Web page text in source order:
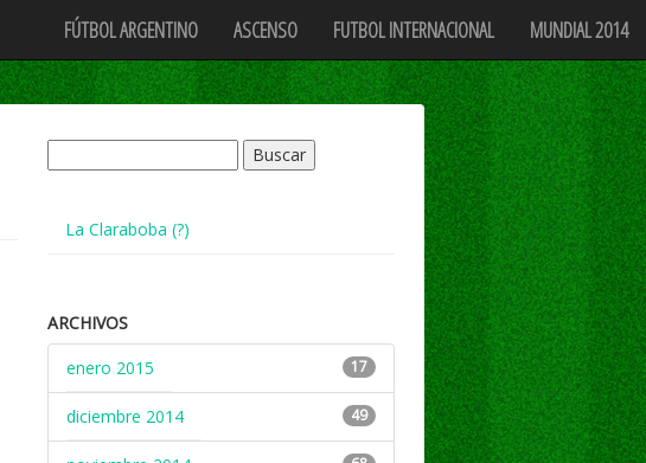
FÚTBOL ARGENTINO ASCENSO FUTBOL INTERNACIONAL MUNDIAL 2014
La Claraboba (?)
ARCHIVOS
enero 2015
17
diciembre 2014 49